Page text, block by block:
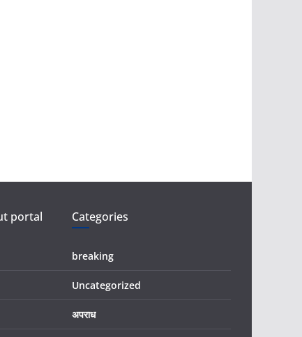
portal Categories
breaking
Uncategorized
अपराध